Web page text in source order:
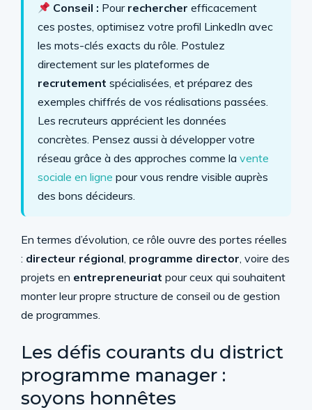
Conseil : Pour rechercher efficacement
ces postes, optimisez votre profil LinkedIn avec
les mots-clés exacts du rôle. Postulez
directement sur les plateformes de
recrutement spécialisées, et préparez des
exemples chiffrés de vos réalisations passées.
Les recruteurs apprécient les données
concrètes. Pensez aussi à développer votre
réseau grâce à des approches comme la vente
sociale en ligne pour vous rendre visible auprès
des bons décideurs.
En termes d’évolution, ce rôle ouvre des portes réelles
: directeur régional, programme director, voire des
projets en entrepreneuriat pour ceux qui souhaitent
monter leur propre structure de conseil ou de gestion
de programmes.
Les défis courants du district
programme manager :
soyons honnêtes